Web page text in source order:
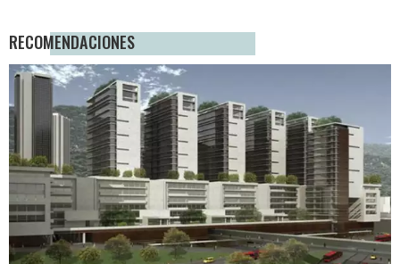
RECOMENDACIONES